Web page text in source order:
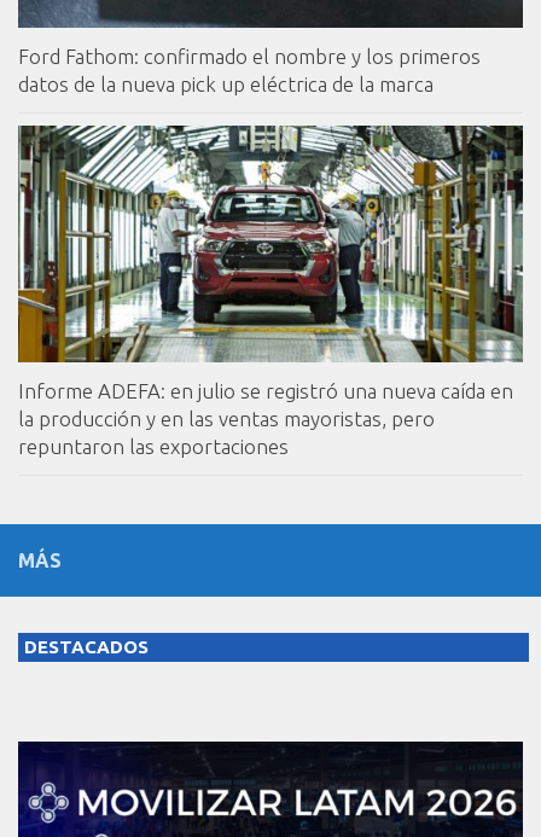
Ford Fathom: confirmado el nombre y los primeros
datos de la nueva pick up eléctrica de la marca
Informe ADEFA: en julio se registró una nueva caída en
la producción y en las ventas mayoristas, pero
repuntaron las exportaciones
MÁS
DESTACADOS